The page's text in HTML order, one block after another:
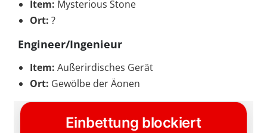
Item: Mysterious Stone
Ort: ?
Engineer/Ingenieur
Item: Außerirdisches Gerät
Ort: Gewölbe der Äonen